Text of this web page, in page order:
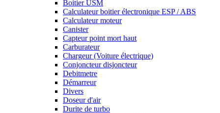
Boitier USM
Calculateur boitier électronique ESP / ABS
Calculateur moteur
Canister
Capteur point mort haut
Carburateur
Chargeur (Voiture électrique)
Conjoncteur disjoncteur
Debitmetre
Démarreur
Divers
Doseur d'air
Durite de turbo